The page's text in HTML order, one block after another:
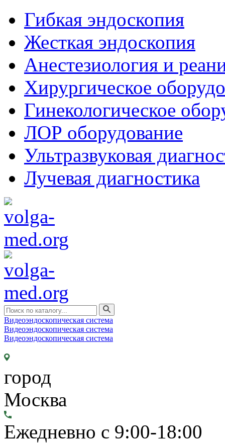
Гибкая эндоскопия
Жесткая эндоскопия
Анестезиология и
Хирургическое
Гинекологическое
ЛОР оборудование
Ультразвуковая
Лучевая диагностика
Видеоэндоскопическая система
Видеоэндоскопическая система
Видеоэндоскопическая система
город
Москва
Ежедневно с 9:00-18:00